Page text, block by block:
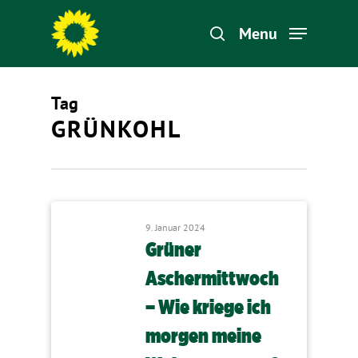
Hit enter to search or ESC to close
Menu
Tag
GRÜNKOHL
9. Januar 2024
Grüner
Aschermittwoch
– Wie kriege ich
morgen meine